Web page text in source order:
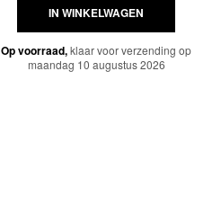
IN WINKELWAGEN
Op voorraad,klaar voor verzending op
maandag 10 augustus 2026